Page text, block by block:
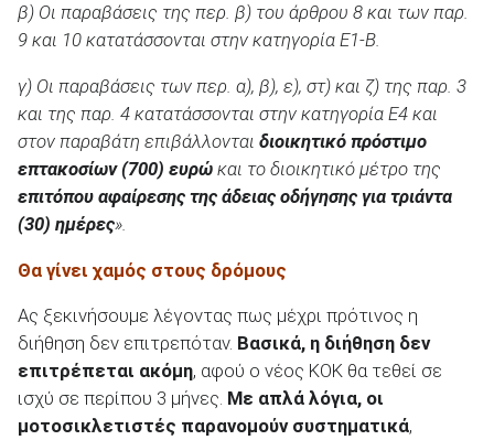
β) Οι παραβάσεις της περ. β) του άρθρου 8 και των παρ.
9 και 10 κατατάσσονται στην κατηγορία Ε1-Β.
γ) Οι παραβάσεις των περ. α), β), ε), στ) και ζ) της παρ. 3
και της παρ. 4 κατατάσσονται στην κατηγορία Ε4 και
στον παραβάτη επιβάλλονται διοικητικό πρόστιμο
επτακοσίων (700) ευρώ και το διοικητικό μέτρο της
επιτόπου αφαίρεσης της άδειας οδήγησης για τριάντα
(30) ημέρες».
Θα γίνει χαμός στους δρόμους
Ας ξεκινήσουμε λέγοντας πως μέχρι πρότινος η
διήθηση δεν επιτρεπόταν. Βασικά, η διήθηση δεν
επιτρέπεται ακόμη, αφού ο νέος ΚΟΚ θα τεθεί σε
ισχύ σε περίπου 3 μήνες. Με απλά λόγια, οι
μοτοσικλετιστές παρανομούν συστηματικά,